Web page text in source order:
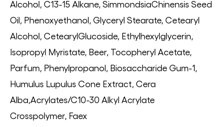
Alcohol, C13-15 Alkane, SimmondsiaChinensis Seed
Oil, Phenoxyethanol, Glyceryl Stearate, Cetearyl
Alcohol, CetearylGlucoside, Ethylhexylglycerin,
Isopropyl Myristate, Beer, Tocopheryl Acetate,
Parfum, Phenylpropanol, Biosaccharide Gum-1,
Humulus Lupulus Cone Extract, Cera
Alba,Acrylates/C10-30 Alkyl Acrylate
Crosspolymer, Faex